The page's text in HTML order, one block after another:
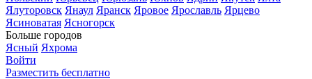
Ялуторовск Янаул Яранск Яровое Ярославль Ярцево
Ясиноватая Ясногорск
Больше городов
Ясный Яхрома
Войти
Разместить бесплатно